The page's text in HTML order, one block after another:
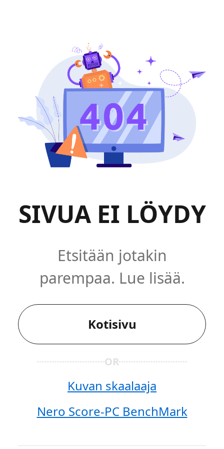
SIVUA EI LÖYDY
Etsitään jotakin
parempaa. Lue lisää.
Kotisivu
OR
Kuvan skaalaaja
Nero Score-PC BenchMark